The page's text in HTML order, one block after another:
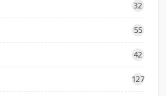
32
55
42
127